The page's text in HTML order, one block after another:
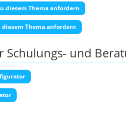
diesem Thema anfordern
Thema anfordern
und